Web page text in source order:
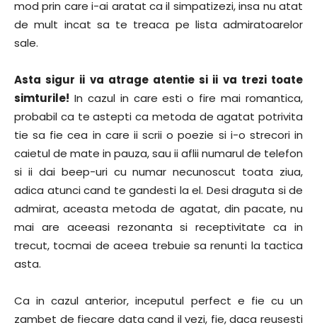
mod prin care i-ai aratat ca il simpatizezi, insa nu atat
de mult incat sa te treaca pe lista admiratoarelor
sale.
Asta sigur ii va atrage atentie si ii va trezi toate
simturile! In cazul in care esti o fire mai romantica,
probabil ca te astepti ca metoda de agatat potrivita
tie sa fie cea in care ii scrii o poezie si i-o strecori in
caietul de mate in pauza, sau ii aflii numarul de telefon
si ii dai beep-uri cu numar necunoscut toata ziua,
adica atunci cand te gandesti la el. Desi draguta si de
admirat, aceasta metoda de agatat, din pacate, nu
mai are aceeasi rezonanta si receptivitate ca in
trecut, tocmai de aceea trebuie sa renunti la tactica
asta.
Ca in cazul anterior, inceputul perfect e fie cu un
zambet de fiecare data cand il vezi, fie, daca reusesti